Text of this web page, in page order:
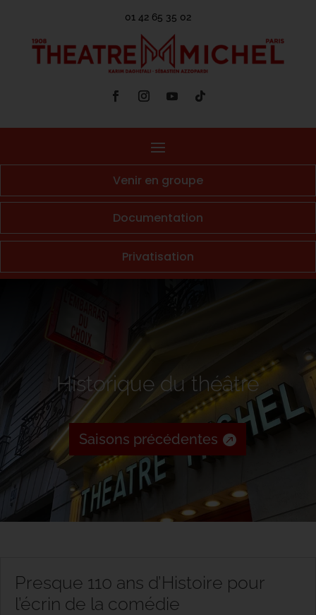
01 42 65 35 02
Venir en groupe
Documentation
Privatisation
Historique du théâtre
Saisons précédentes
Presque 110 ans d’Histoire pour
l’écrin de la comédie